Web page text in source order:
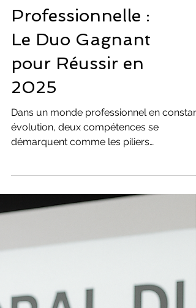
Confiance en Soi
et Orientation
Professionnelle :
Le Duo Gagnant
pour Réussir en
2025
démarquent comme les piliers
fondamentaux de toute réussite durable :
professionnelle claire. Que vous soyez un
votre carrière, ou un entrepreneur
cherchant à développer votre activité, ces